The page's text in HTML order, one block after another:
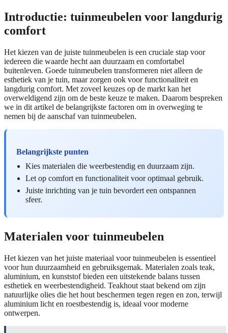
Introductie: tuinmeubelen voor langdurig
comfort
Het kiezen van de juiste tuinmeubelen is een cruciale stap voor
iedereen die waarde hecht aan duurzaam en comfortabel
buitenleven. Goede tuinmeubelen transformeren niet alleen de
esthetiek van je tuin, maar zorgen ook voor functionaliteit en
langdurig comfort. Met zoveel keuzes op de markt kan het
overweldigend zijn om de beste keuze te maken. Daarom bespreken
we in dit artikel de belangrijkste factoren om in overweging te
nemen bij de aanschaf van tuinmeubelen.
Belangrijkste punten
Kies materialen die weerbestendig en duurzaam zijn.
Let op comfort en functionaliteit voor optimaal gebruik.
Juiste inrichting van je tuin bevordert een ontspannen
sfeer.
Materialen voor tuinmeubelen
Het kiezen van het juiste materiaal voor tuinmeubelen is essentieel
voor hun duurzaamheid en gebruiksgemak. Materialen zoals teak,
aluminium, en kunststof bieden een uitstekende balans tussen
esthetiek en weerbestendigheid. Teakhout staat bekend om zijn
natuurlijke olies die het hout beschermen tegen regen en zon, terwijl
aluminium licht en roestbestendig is, ideaal voor moderne
ontwerpen.